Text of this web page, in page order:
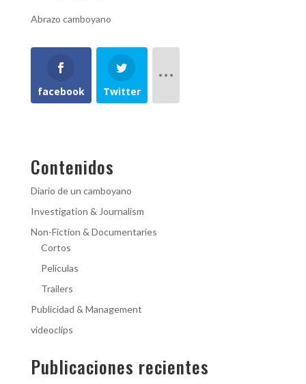
Abrazo camboyano
facebook Twitter
Contenidos
Diario de un camboyano
Investigation & Journalism
Non-Fiction & Documentaries
Cortos
Películas
Trailers
Publicidad & Management
videoclips
Publicaciones recientes